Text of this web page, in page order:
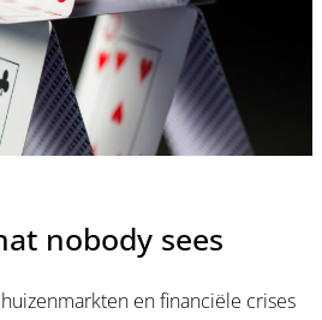
nobody sees
en financiële crises